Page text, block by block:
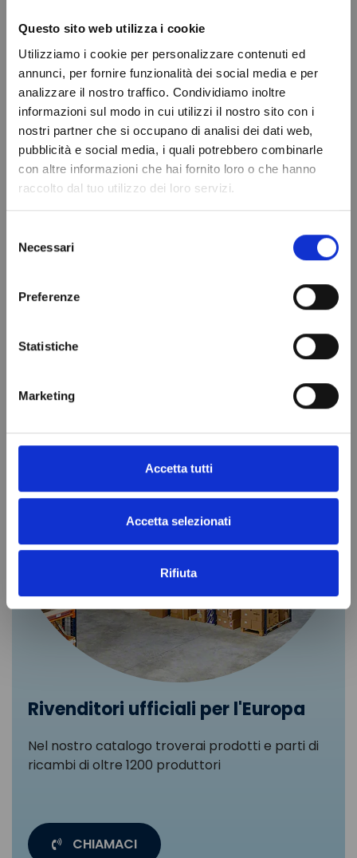
Questo sito web utilizza i cookie
Utilizziamo i cookie per personalizzare contenuti ed
annunci, per fornire funzionalità dei social media e per
analizzare il nostro traffico. Condividiamo inoltre
informazioni sul modo in cui utilizzi il nostro sito con i
nostri partner che si occupano di analisi dei dati web,
pubblicità e social media, i quali potrebbero combinarle
con altre informazioni che hai fornito loro o che hanno
raccolto dal tuo utilizzo dei loro servizi.
delNecessari
Preferenze
Statistiche
Marketing
Accetta tutti
Accetta selezionati
Rifiuta
DETTAGLI DEL PRODOTTO
Dimensioni
1365x2730x2200H
mm
Temperatura
-2° / +10° C
Temperatura
Normale
Cubatura
6.32 mc
Spessore Pannello
Rivenditori ufficiali per l'Europa
Nel nostro catalogo troverai prodotti e parti di
ricambi di oltre 1200 produttori
CHIAMACI
Do not show again.